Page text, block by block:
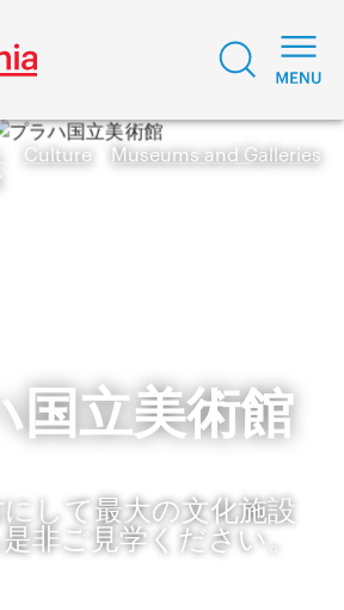
Culture
Museums and Galleries
国立美術館
して最大の文化施設
非ご見学ください。